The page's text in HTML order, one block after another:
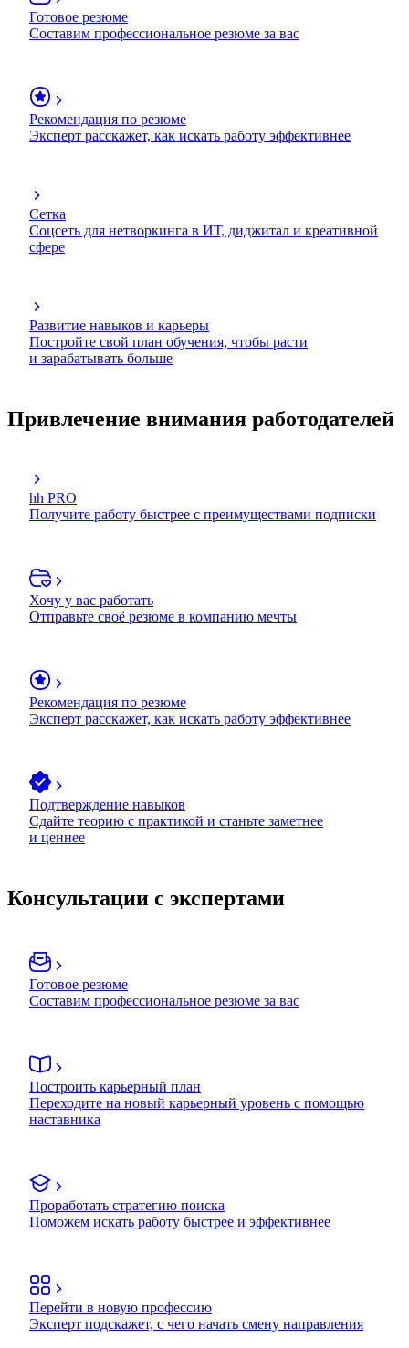
Готовое резюме
Составим профессиональное резюме за вас
Рекомендация по резюме
Эксперт расскажет, как искать работу эффективнее
Сетка
Соцсеть для нетворкинга в ИТ, диджитал и креативной
сфере
Развитие навыков и карьеры
Постройте свой план обучения, чтобы расти
и зарабатывать больше
Привлечение внимания работодателей
hh PRO
Получите работу быстрее с преимуществами подписки
Хочу у вас работать
Отправьте своё резюме в компанию мечты
Рекомендация по резюме
Эксперт расскажет, как искать работу эффективнее
Подтверждение навыков
Сдайте теорию с практикой и станьте заметнее
и ценнее
Консультации с экспертами
Готовое резюме
Составим профессиональное резюме за вас
Построить карьерный план
Переходите на новый карьерный уровень с помощью
наставника
Проработать стратегию поиска
Поможем искать работу быстрее и эффективнее
Перейти в новую профессию
Эксперт подскажет, с чего начать смену направления